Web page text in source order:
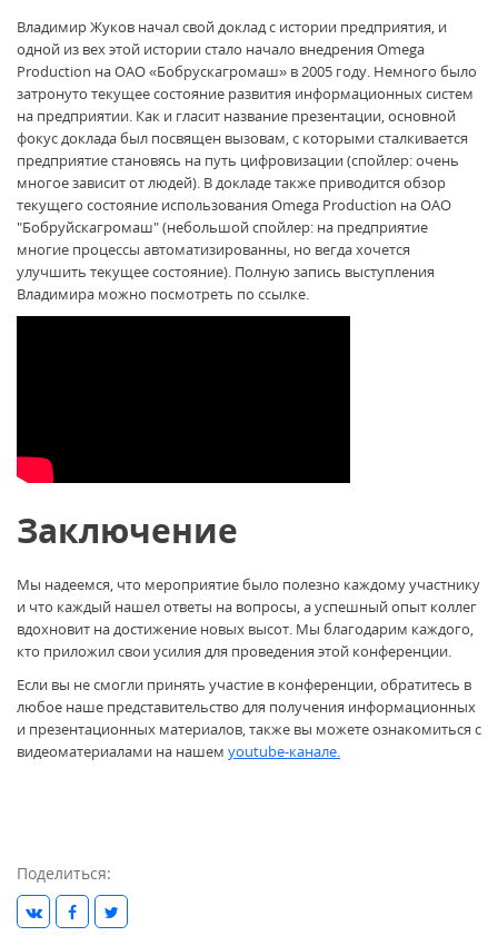
Владимир Жуков начал свой доклад с истории предприятия, и
одной из вех этой истории стало начало внедрения Omega
Production на ОАО «Бобрускагромаш» в 2005 году. Немного было
затронуто текущее состояние развития информационных систем
на предприятии. Как и гласит название презентации, основной
фокус доклада был посвящен вызовам, с которыми сталкивается
предприятие становясь на путь цифровизации (спойлер: очень
многое зависит от людей). В докладе также приводится обзор
текущего состояние использования Omega Production на ОАО
"Бобруйскагромаш" (небольшой спойлер: на предприятие
многие процессы автоматизированны, но вегда хочется
улучшить текущее состояние). Полную запись выступления
Владимира можно посмотреть по ссылке.
Заключение
Мы надеемся, что мероприятие было полезно каждому участнику
и что каждый нашел ответы на вопросы, а успешный опыт коллег
вдохновит на достижение новых высот. Мы благодарим каждого,
кто приложил свои усилия для проведения этой конференции.
Если вы не смогли принять участие в конференции, обратитесь в
любое наше представительство для получения информационных
и презентационных материалов, также вы можете ознакомиться с
видеоматериалами на нашем youtube-канале.
Поделиться: